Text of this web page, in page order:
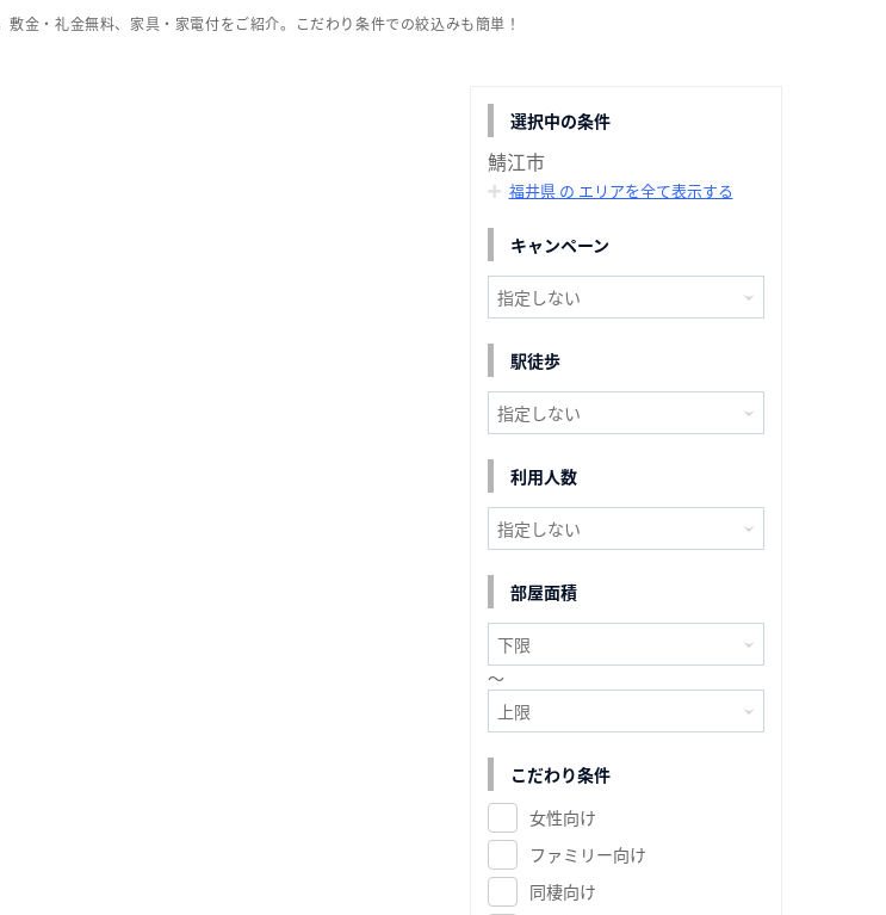
金・礼金無料、家具・家電付をご紹介。こだわり条件での絞込みも簡単！
選択中の条件
鯖江市
福井県 の エリアを全て表示する
キャンペーン
駅徒歩
利用人数
部屋面積
～
こだわり条件
女性向け
ファミリー向け
同棲向け